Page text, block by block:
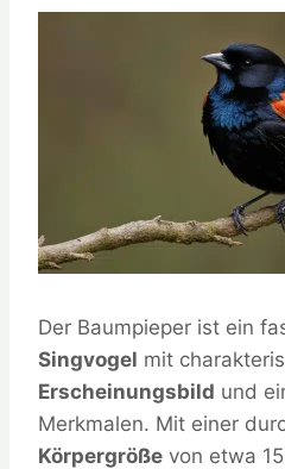
Der Baumpieper ist ein
Singvogel mit
Erscheinungsbild und
Merkmalen. Mit einer
Körpergröße von etwa